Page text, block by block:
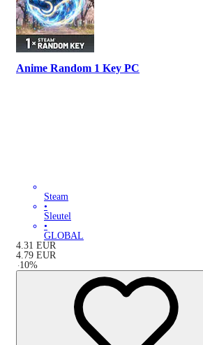
Anime Random 1 Key PC
Steam
•
Sleutel
•
GLOBAL
4.31 EUR
4.79 EUR
-10%